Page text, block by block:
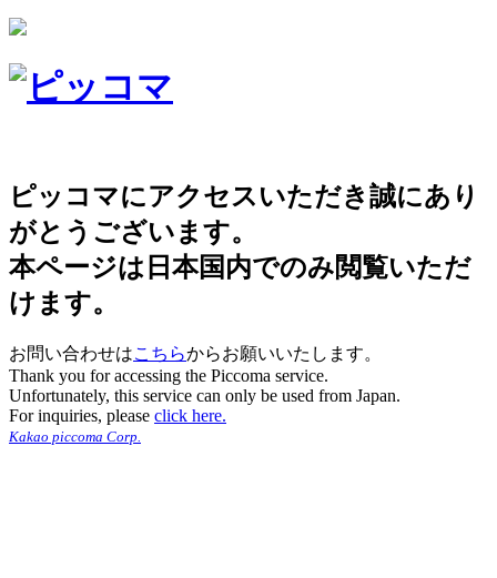
ピッコマにアクセスいただき誠にあり
がとうございます。
本ページは日本国内でのみ閲覧いただ
けます。
お問い合わせはこちらからお願いいたします。
Thank you for accessing the Piccoma service.
Unfortunately, this service can only be used from Japan.
For inquiries, please click here.
Kakao piccoma Corp.